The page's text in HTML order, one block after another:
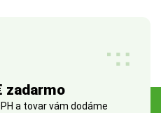
zadarmo
a tovar vám dodáme